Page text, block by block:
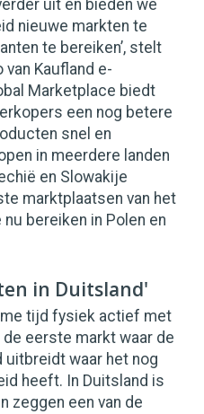
uit en bieden we
nieuwe markten te
te bereiken’, stelt
Kaufland e-
Marketplace biedt
een nog betere
snel en
in meerdere landen
en Slowakije
marktplaatsen van het
bereiken in Polen en
in Duitsland'
tijd fysiek actief met
eerste markt waar de
uitbreidt waar het nog
heeft. In Duitsland is
zeggen een van de